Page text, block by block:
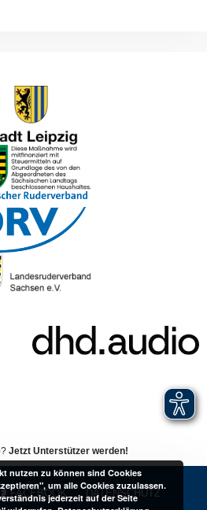
Jetzt Unterstützer werden!
FACEBOOK DATENSCHUTZ
nutzen zu können sind Cookies
um alle Cookies zuzulassen.
jederzeit auf der Seite